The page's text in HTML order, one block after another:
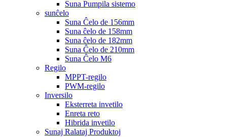
Suna Pumpila sistemo
sunĉelo
Suna Ĉelo de 156mm
Suna ĉelo de 158mm
Suna ĉelo de 182mm
Suna Ĉelo de 210mm
Suna Ĉelo M6
Regilo
MPPT-regilo
PWM-regilo
Inversilo
Eksterreta invetilo
Enreta reto
Hibrida invetilo
Sunaj Ralataj Produktoj